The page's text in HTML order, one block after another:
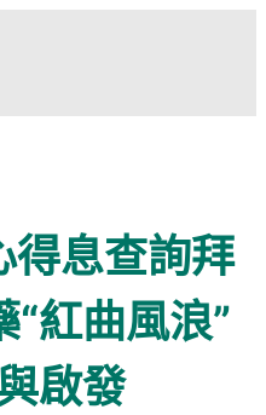
得息查詢拜
紅曲風浪”
啟發